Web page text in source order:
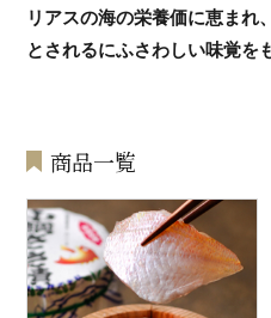
リアスの海の栄養価に恵まれ
とされるにふさわしい味覚を
商品一覧